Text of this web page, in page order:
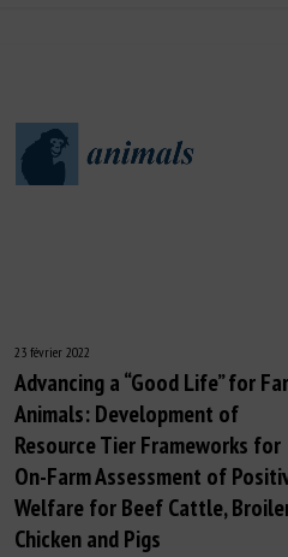
23 février 2022
Advancing a “Good Life” for
Animals: Development of
Resource Tier Frameworks for
On-Farm Assessment of
Welfare for Beef Cattle,
Chicken and Pigs